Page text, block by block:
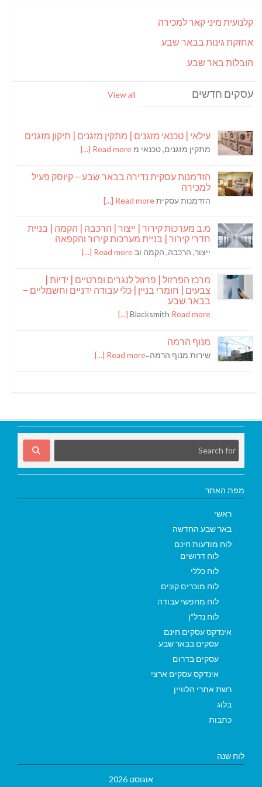
קלנועית מיני קאר למכירה
אחזקת גינות בבאר שבע
הובלות באר שבע
עסקים חדשים View all
עילאי | טכנאי מזגנים | מתקין מזגנים | תיקון מזגנים
מתקין מזגנים, טכנאי מRead more [...]
הזדמנות עסקית נדירה בבאר שבע – קיוסק פעיל
למכירה
הזדמנות עסקיתRead more [...]
מ.ב מערכות קירור | ייצור | הרכבה | הקמה | בניית
חדרי קירור | בניית מערכות קירור והקפאה
ייצור, הרכבה, הקמה וב Read more [...]
מרכז הפרזול | פרזול לנגרים ופרטיים | ידיות |
צבעים | חומרי בניין | כלי עבודה ידניים וחשמליים –
בבאר שבע
Blacksmith Read more [...]
מנוף הרמה
שירות מנוף הרמה ̵Read more [...]
מפת האתר
ראשי
באר שבע החדשה
לוח מודעות חינם
לוח דרושים
לוח כללי
לוח מוכרים קונים
לוח מחפשי עבודה
לוח נדל"ן
אינדקס עסקים חינם
עסקים בבאר שבע
עסקים בדרום
אינדקס עסקים ארצי
רשת אתרי הלוויין
בלוג
כתבות
לוח שנה
אוגוסט 2026